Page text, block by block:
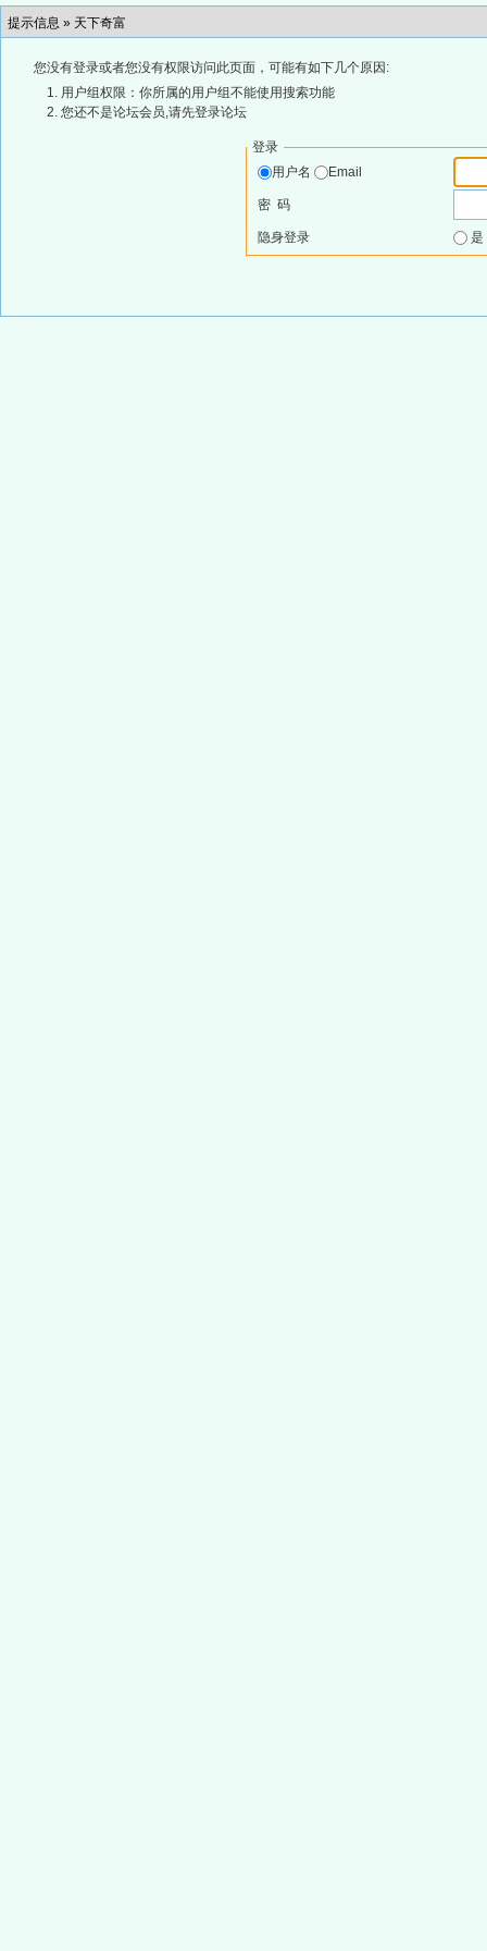
提示信息 » 天下奇富
您没有登录或者您没有权限访问此页面，可能有如下几个原因:
用户组权限：你所属的用户组不能使用搜索功能
您还不是论坛会员,请先登录论坛
登录
用户名
Email
密 码
隐身登录